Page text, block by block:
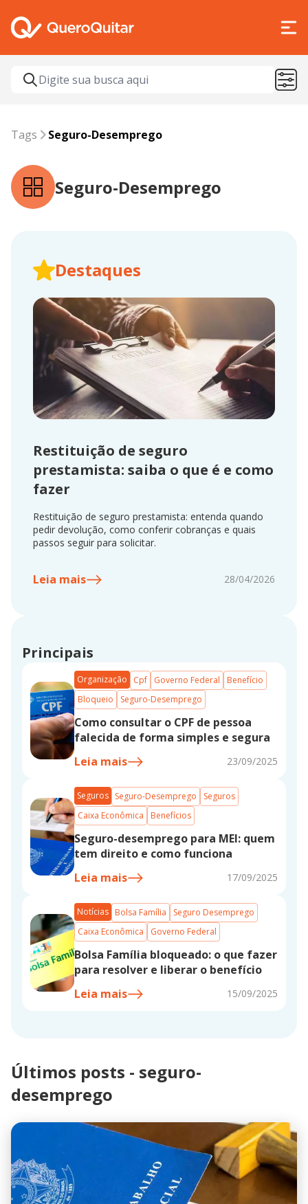
Tags seguro-desemprego
Tags Seguro-Desemprego
Seguro-Desemprego
Destaques
Restituição de seguro
prestamista: saiba o que é e como
fazer
Restituição de seguro prestamista: entenda quando
pedir devolução, como conferir cobranças e quais
passos seguir para solicitar.
Leia mais 28/04/2026
Principais
Organização Cpf Governo Federal
Benefício
Bloqueio
Seguro-Desemprego
Como consultar o CPF de pessoa
falecida de forma simples e segura
Leia mais
23/09/2025
Seguros Seguro-Desemprego
Seguros
Caixa Econômica
Benefícios
Seguro-desemprego para MEI: quem
tem direito e como funciona
Leia mais
17/09/2025
Notícias Bolsa Família
Seguro Desemprego
Caixa Econômica
Governo Federal
Bolsa Família bloqueado: o que fazer
para resolver e liberar o benefício
Leia mais
15/09/2025
Últimos posts - seguro-
desemprego